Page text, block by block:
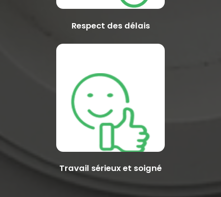
Respect des délais
Travail sérieux et soigné